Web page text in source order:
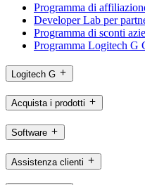
Programma di
Developer Lab per
Programma di sconti
Programma Logitech G
Logitech G
Acquista i prodotti
Software
Assistenza clienti